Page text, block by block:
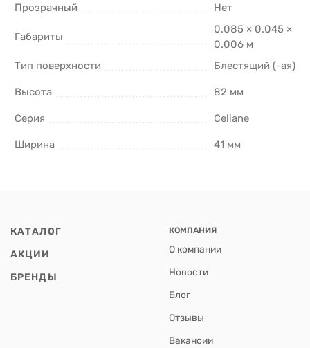
Прозрачный Нет
Габариты
0.085 × 0.045 ×
0.006 м
Тип поверхности
Блестящий (-ая)
Высота 82 мм
Серия Celiane
Ширина 41 мм
КАТАЛОГ
АКЦИИ
БРЕНДЫ
КОМПАНИЯ
О компании
Новости
Блог
Отзывы
Вакансии